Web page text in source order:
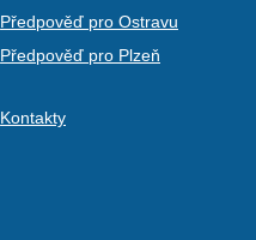
Předpověď pro Ostravu
Předpověď pro Plzeň
Kontakty